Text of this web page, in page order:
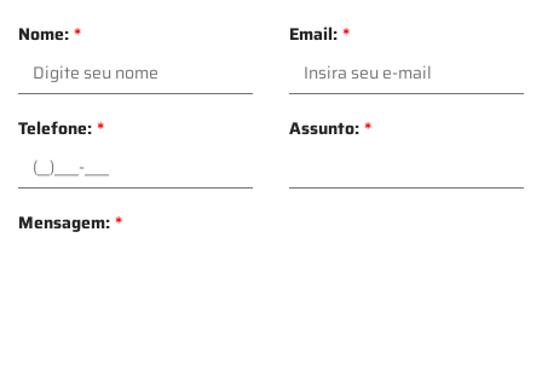
Nome:* Email:*
Telefone:* Assunto:*
Mensagem:*